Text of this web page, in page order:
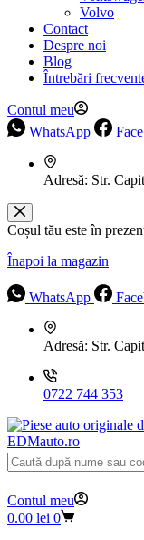
Volvo
Contact
Despre noi
Blog
Întrebări
Contul meu
WhatsApp
Adresă: Str.
Coșul tău este în
Înapoi la magazin
WhatsApp
Adresă: Str.
0722 744 353
EDMauto.ro
Niciun
rezultat
Contul meu
Coș
0.00 lei 0